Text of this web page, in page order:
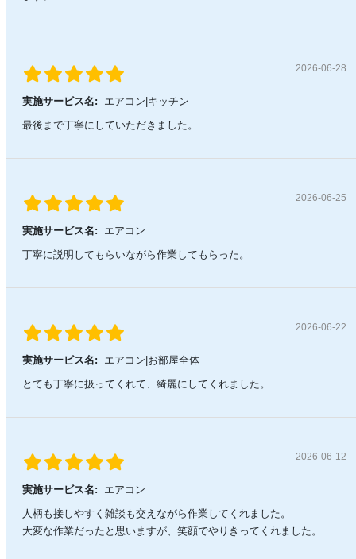
2026-06-28
実施サービス名:
エアコン|キッチン
最後まで丁寧にしていただきました。
2026-06-25
実施サービス名:
エアコン
丁寧に説明してもらいながら作業してもらった。
2026-06-22
実施サービス名:
エアコン|お部屋全体
とても丁寧に扱ってくれて、綺麗にしてくれました。
2026-06-12
実施サービス名:
エアコン
人柄も接しやすく雑談も交えながら作業してくれました。
大変な作業だったと思いますが、笑顔でやりきってくれました。